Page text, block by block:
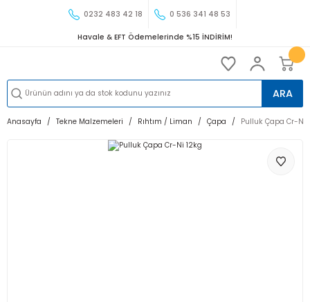
0232 483 42 18 0 536 341 48 53
Havale & EFT Ödemelerinde %15 İNDİRİM!
ARA
Anasayfa Tekne Malzemeleri Rıhtım / Liman Çapa Pulluk Çapa Cr-Ni